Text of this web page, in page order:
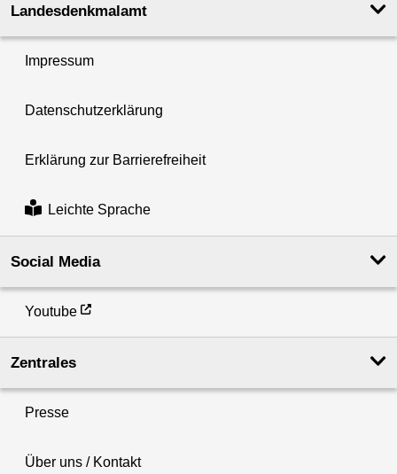
Landesdenkmal­amt
Impressum
Datenschutzerklärung
Erklärung zur Barrierefreiheit
Leichte Sprache
Social Media
Youtube
Zentrales
Presse
Über uns / Kontakt